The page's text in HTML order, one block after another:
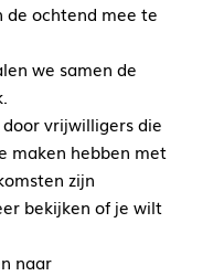
de ochtend mee te
we samen de
vrijwilligers die
maken hebben met
zijn
bekijken of je wilt
naar